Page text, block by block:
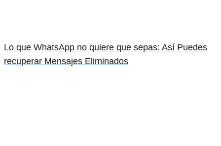
Lo que WhatsApp no quiere que sepas: Así Puedes
recuperar Mensajes Eliminados